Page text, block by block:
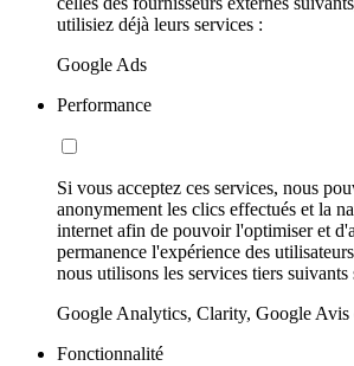
utilisiez déjà leurs services :
Google Ads
Performance
Si vous acceptez ces services, nous
anonymement les clics effectués et la
internet afin de pouvoir l'optimiser et
permanence l'expérience des
nous utilisons les services tiers suivants
Google Analytics, Clarity, Google
Fonctionnalité